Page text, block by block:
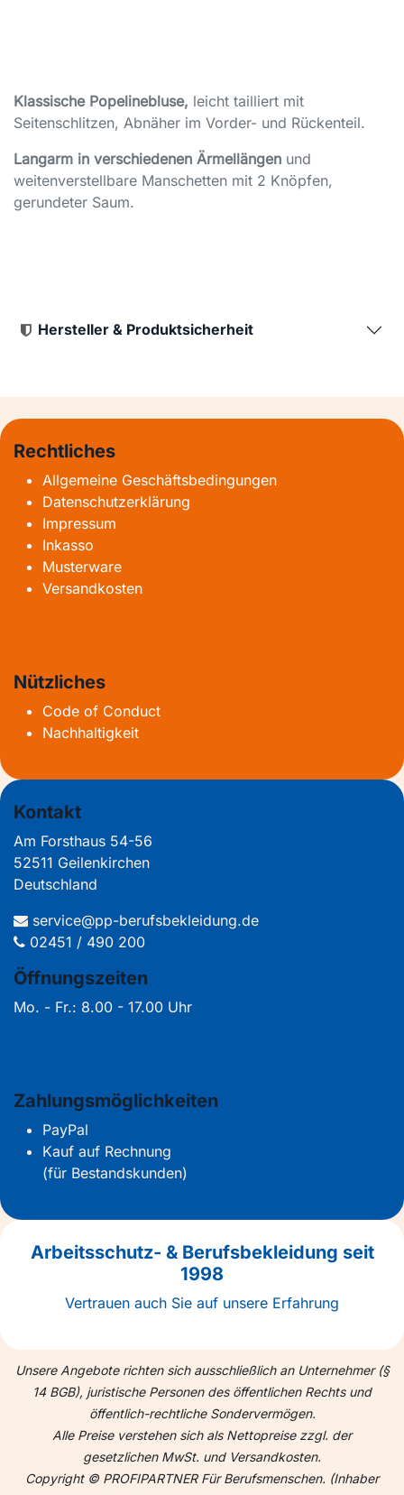
Klassische Popelinebluse, leicht tailliert mit
Seitenschlitzen, Abnäher im Vorder- und Rückenteil.
Langarm in verschiedenen Ärmellängen und
weitenverstellbare Manschetten mit 2 Knöpfen,
gerundeter Saum.
Hersteller & Produktsicherheit
Rechtliches
Allgemeine Geschäftsbedingungen
Datenschutzerklärung
Impressum
Inkasso
Musterware
Versandkosten
Nützliches
Code of Conduct
Nachhaltigkeit
Kontakt
Am Forsthaus 54-56
52511 Geilenkirchen
Deutschland
service@pp-berufsbekleidung.de
02451 / 490 200
Öffnungszeiten
Mo. - Fr.: 8.00 - 17.00 Uhr
Zahlungsmöglichkeiten
PayPal
Kauf auf Rechnung
(für Bestandskunden)
Arbeitsschutz- & Berufsbekleidung seit
1998
Vertrauen auch Sie auf unsere Erfahrung
Unsere Angebote richten sich ausschließlich an Unternehmer (§
14 BGB), juristische Personen des öffentlichen Rechts und
öffentlich-rechtliche Sondervermögen.
Alle Preise verstehen sich als Nettopreise zzgl. der
gesetzlichen MwSt. und Versandkosten.
Copyright © PROFIPARTNER Für Berufsmenschen. (Inhaber